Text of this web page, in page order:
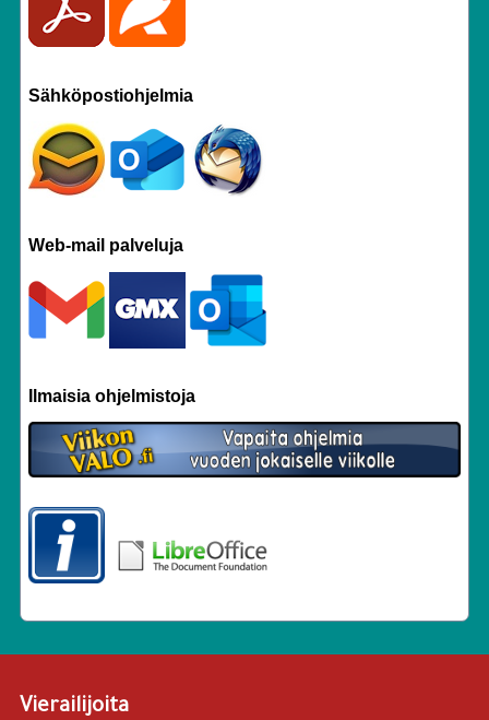
Sähköpostiohjelmia
Web-mail palveluja
Ilmaisia ohjelmistoja
Vierailijoita